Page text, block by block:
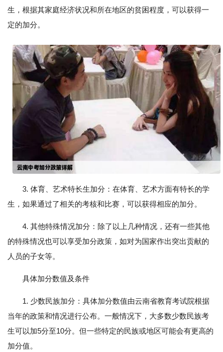
生，根据其家庭经济状况和所在地区的贫困程度，可以获得一
定的加分。
3. 体育、艺术特长生加分：在体育、艺术方面有特长的学
生，如果通过了相关的考核和比赛，可以获得相应的加分。
4. 其他特殊情况加分：除了以上几种情况，还有一些其他
的特殊情况也可以享受加分政策，如对为国家作出突出贡献的
人员的子女等。
具体加分数值及条件
1. 少数民族加分：具体加分数值由云南省教育考试院根据
当年的政策和情况进行公布。一般情况下，大多数少数民族考
生可以加5分至10分。但一些特定的民族或地区可能会有更高的
加分值。